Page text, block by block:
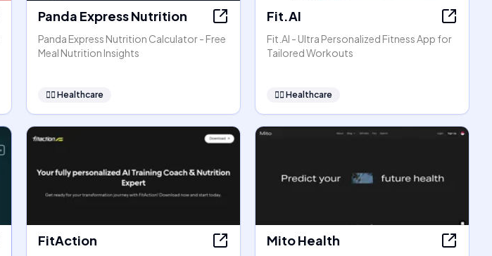
Panda Express Nutrition
Panda Express Nutrition Calculator - Free
Meal Nutrition Insights
👩‍⚕️ Healthcare
Fit.AI
Fit.AI - Ultra Personalized Fitness App for
Tailored Workouts
👩‍⚕️ Healthcare
FitAction Mito Health